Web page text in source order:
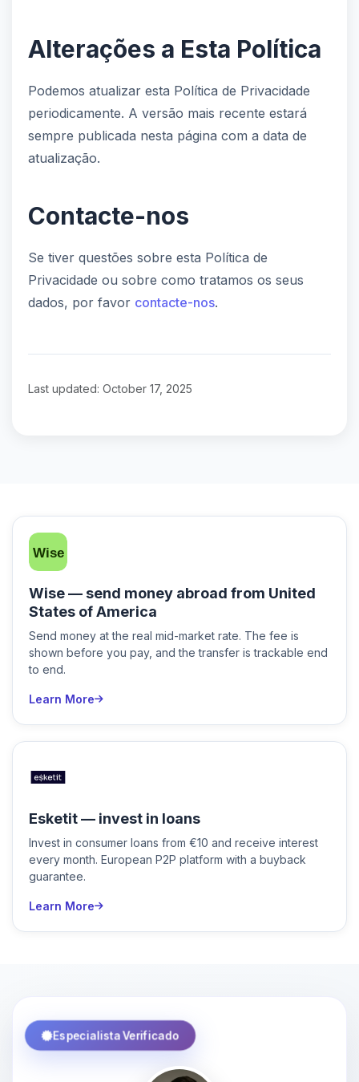
Alterações a Esta Política
Podemos atualizar esta Política de Privacidade
periodicamente. A versão mais recente estará
sempre publicada nesta página com a data de
atualização.
Contacte-nos
Se tiver questões sobre esta Política de
Privacidade ou sobre como tratamos os seus
dados, por favor contacte-nos.
Last updated: October 17, 2025
Wise — send money abroad from United
States of America
Send money at the real mid-market rate. The fee is
shown before you pay, and the transfer is trackable end
to end.
Learn More
Esketit — invest in loans
Invest in consumer loans from €10 and receive interest
every month. European P2P platform with a buyback
guarantee.
Learn More
Especialista Verificado